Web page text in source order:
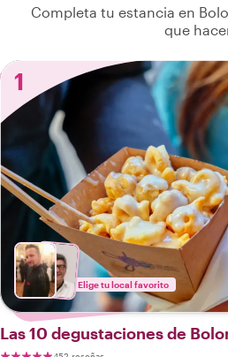
Completa tu estancia en
que
1
Elige tu local favorito
Las 10 degustaciones de